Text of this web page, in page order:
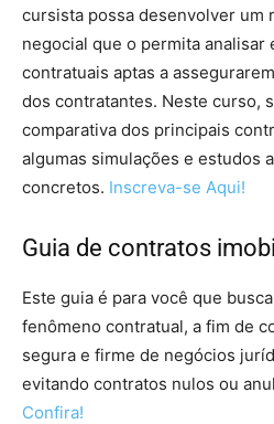
cursista possa desenvolver um
negocial que o permita analisar
contratuais aptas a
dos contratantes. Neste curso,
comparativa dos principais
algumas simulações e estudos
concretos. Inscreva-se Aqui!
Guia de contratos
Este guia é para você que
fenômeno contratual, a fim de
segura e firme de negócios
evitando contratos nulos ou
Confira!